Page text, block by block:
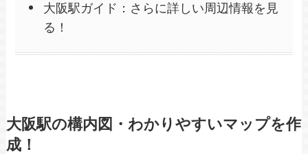
大阪駅ガイド：さらに詳しい周辺情報を見
る！
大阪駅の構内図・わかりやすいマップを作
成！